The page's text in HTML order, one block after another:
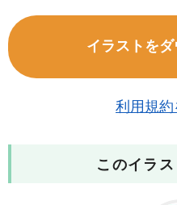
イラストを
利用規約
このイラ